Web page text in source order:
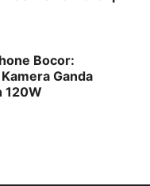
Bocor:
Ganda
120W